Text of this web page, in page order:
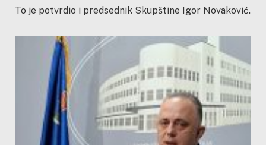
To je potvrdio i predsednik Skupštine Igor Novaković.